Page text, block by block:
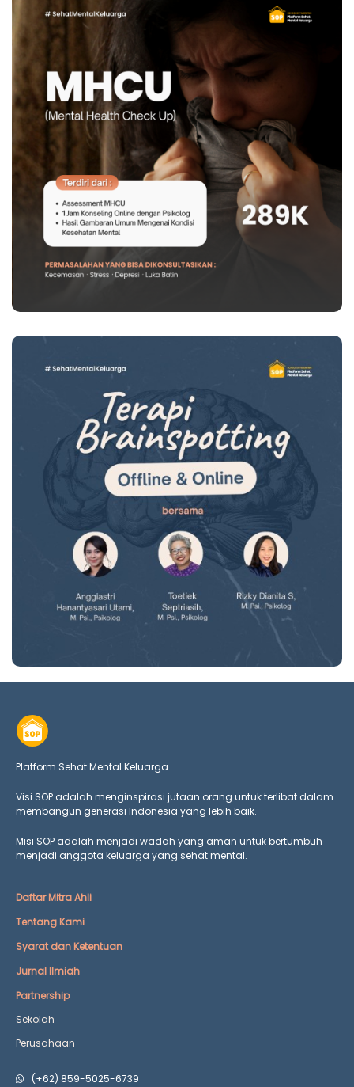
Platform Sehat Mental Keluarga
Visi SOP adalah menginspirasi jutaan orang untuk terlibat dalam
membangun generasi Indonesia yang lebih baik.
Misi SOP adalah menjadi wadah yang aman untuk bertumbuh
menjadi anggota keluarga yang sehat mental.
Daftar Mitra Ahli
Tentang Kami
Syarat dan Ketentuan
Jurnal Ilmiah
Partnership
Sekolah
Perusahaan
(+62) 859-5025-6739